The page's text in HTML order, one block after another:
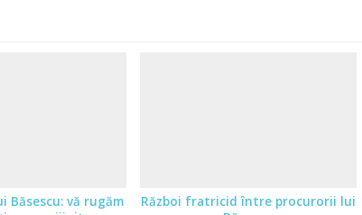
Băsescu: vă rugăm
Război fratricid între procurorii lui